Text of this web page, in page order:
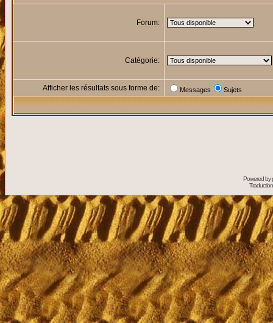
Forum:
Catégorie:
Afficher les résultats sous forme de: Messages Sujets
Powered by